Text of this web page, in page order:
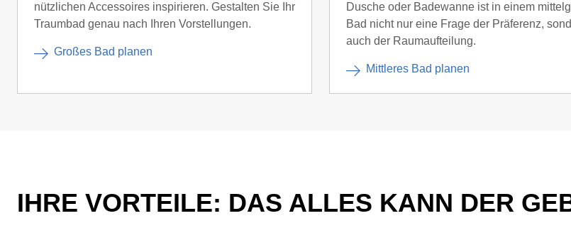
nützlichen Accessoires inspirieren. Gestalten Sie Ihr
Traumbad genau nach Ihren Vorstellungen.
Großes Bad planen
Dusche oder Badewanne ist in einem
Bad nicht nur eine Frage der Präferenz,
auch der Raumaufteilung.
Mittleres Bad planen
IHRE VORTEILE: DAS ALLES KANN DER